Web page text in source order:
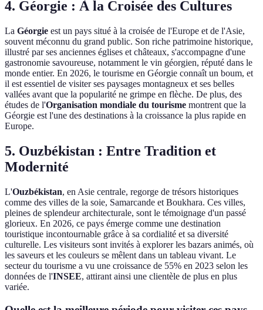
4. Géorgie : À la Croisée des Cultures
La Géorgie est un pays situé à la croisée de l'Europe et de l'Asie,
souvent méconnu du grand public. Son riche patrimoine historique,
illustré par ses anciennes églises et châteaux, s'accompagne d'une
gastronomie savoureuse, notamment le vin géorgien, réputé dans le
monde entier. En 2026, le tourisme en Géorgie connaît un boum, et
il est essentiel de visiter ses paysages montagneux et ses belles
vallées avant que la popularité ne grimpe en flèche. De plus, des
études de l'Organisation mondiale du tourisme montrent que la
Géorgie est l'une des destinations à la croissance la plus rapide en
Europe.
5. Ouzbékistan : Entre Tradition et
Modernité
L'Ouzbékistan, en Asie centrale, regorge de trésors historiques
comme des villes de la soie, Samarcande et Boukhara. Ces villes,
pleines de splendeur architecturale, sont le témoignage d'un passé
glorieux. En 2026, ce pays émerge comme une destination
touristique incontournable grâce à sa cordialité et sa diversité
culturelle. Les visiteurs sont invités à explorer les bazars animés, où
les saveurs et les couleurs se mêlent dans un tableau vivant. Le
secteur du tourisme a vu une croissance de 55% en 2023 selon les
données de l'INSEE, attirant ainsi une clientèle de plus en plus
variée.